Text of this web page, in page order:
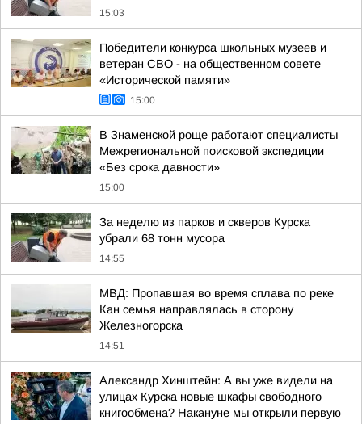
15:03
Победители конкурса школьных музеев и
ветеран СВО - на общественном совете
«Исторической памяти»
15:00
В Знаменской роще работают специалисты
Межрегиональной поисковой экспедиции
«Без срока давности»
15:00
За неделю из парков и скверов Курска
убрали 68 тонн мусора
14:55
МВД: Пропавшая во время сплава по реке
Кан семья направлялась в сторону
Железногорска
14:51
Александр Хинштейн: А вы уже видели на
улицах Курска новые шкафы свободного
книгообмена? Накануне мы открыли первую